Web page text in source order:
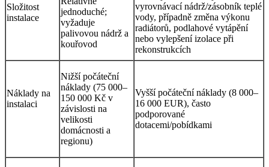
Složitost
instalace
jednoduché;
vyžaduje
palivovou nádrž a
kouřovod
vyrovnávací nádrž/zásobník teplé
vody, případně změna výkonu
radiátorů, podlahové vytápění
nebo vylepšení izolace při
rekonstrukcích
Náklady na
instalaci
Nižší počáteční
náklady (75 000–
150 000 Kč v
závislosti na
velikosti
domácnosti a
regionu)
Vyšší počáteční náklady (8 000–
16 000 EUR), často
podporované
dotacemi/pobídkami